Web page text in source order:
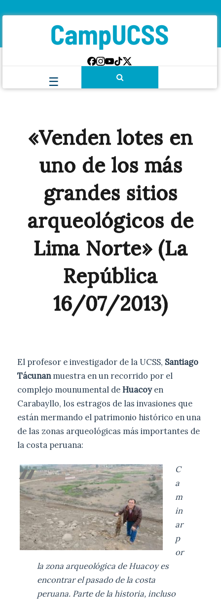
«Venden lotes en
uno de los más
grandes sitios
arqueológicos de
Lima Norte» (La
República
16/07/2013)
El profesor e investigador de la UCSS, Santiago
Tácunanmuestra en un recorrido por el
complejo mounumental deHuacoyen
Carabayllo, los estragos de las invasiones que
están mermando el patrimonio histórico en una
de las zonas arqueológicas más importantes de
la costa peruana:
C
a
m
in
ar
p
or
la zona arqueológica de Huacoy es
encontrar el pasado de la costa
peruana. Parte de la historia, incluso